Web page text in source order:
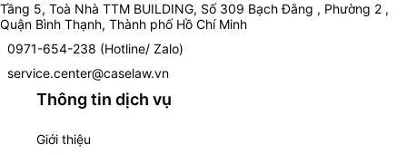
Tầng 5, Toà Nhà TTM BUILDING, Số 309 Bạch Đằng , Phường 2 ,
Quận Bình Thạnh, Thành phố Hồ Chí Minh
0971-654-238 (Hotline/ Zalo)
service.center@caselaw.vn
Thông tin dịch vụ
Giới thiệu